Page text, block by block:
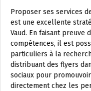
Proposer ses services
est une excellente
Vaud. En faisant preuve
compétences, il est
particuliers à la
distribuant des flyers
sociaux pour
directement chez les